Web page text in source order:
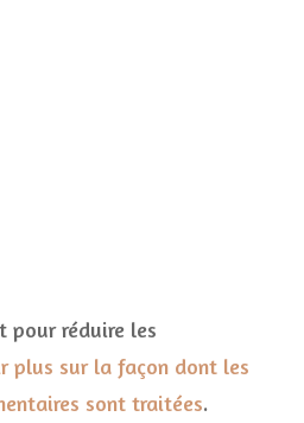
pour réduire les
plus sur la façon dont les
sont traitées.